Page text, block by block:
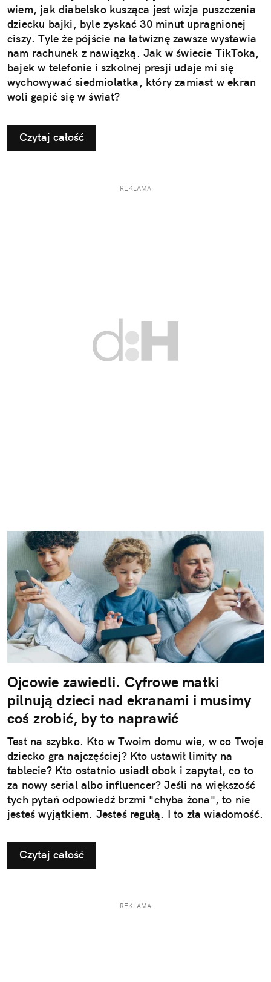
wiem, jak diabelsko kusząca jest wizja puszczenia
dziecku bajki, byle zyskać 30 minut upragnionej
ciszy. Tyle że pójście na łatwiznę zawsze wystawia
nam rachunek z nawiązką. Jak w świecie TikToka,
bajek w telefonie i szkolnej presji udaje mi się
wychowywać siedmiolatka, który zamiast w ekran
woli gapić się w świat?
Czytaj całość
REKLAMA
Ojcowie zawiedli. Cyfrowe matki
pilnują dzieci nad ekranami i musimy
coś zrobić, by to naprawić
Test na szybko. Kto w Twoim domu wie, w co Twoje
dziecko gra najczęściej? Kto ustawił limity na
tablecie? Kto ostatnio usiadł obok i zapytał, co to
za nowy serial albo influencer? Jeśli na większość
tych pytań odpowiedź brzmi "chyba żona", to nie
jesteś wyjątkiem. Jesteś regułą. I to zła wiadomość.
Czytaj całość
REKLAMA